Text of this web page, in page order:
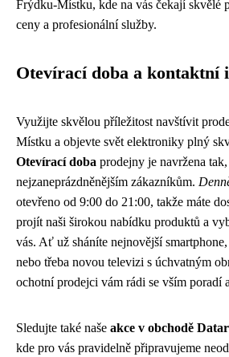
Frýdku-Místku, kde na vás čekají skvělé
ceny a profesionální služby.
Otevírací doba a kontaktní
Využijte skvělou příležitost navštívit
Místku a objevte svět elektroniky plný
Otevírací doba prodejny je navržena
nejzaneprázdněnějším zákazníkům.
otevřeno od 9:00 do 21:00, takže máte
projít naši širokou nabídku produktů a
vás. Ať už sháníte nejnovější
nebo třeba novou televizi s úchvatným
ochotní prodejci vám rádi se vším poradí
Sledujte také naše akce v obchodě
kde pro vás pravidelně připravujeme